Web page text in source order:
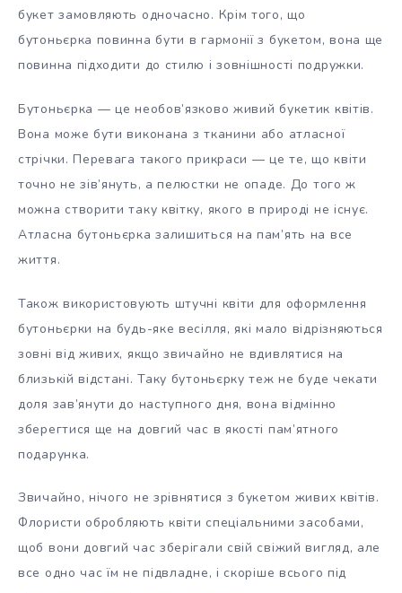
букет замовляють одночасно. Крім того, що
бутоньєрка повинна бути в гармонії з букетом, вона ще
повинна підходити до стилю і зовнішності подружки.
Бутоньєрка — це необов’язково живий букетик квітів.
Вона може бути виконана з тканини або атласної
стрічки. Перевага такого прикраси — це те, що квіти
точно не зів’януть, а пелюстки не опаде. До того ж
можна створити таку квітку, якого в природі не існує.
Атласна бутоньєрка залишиться на пам’ять на все
життя.
Також використовують штучні квіти для оформлення
бутоньєрки на будь-яке весілля, які мало відрізняються
зовні від живих, якщо звичайно не вдивлятися на
близькій відстані. Таку бутоньєрку теж не буде чекати
доля зав’янути до наступного дня, вона відмінно
зберегтися ще на довгий час в якості пам’ятного
подарунка.
Звичайно, нічого не зрівнятися з букетом живих квітів.
Флористи обробляють квіти спеціальними засобами,
щоб вони довгий час зберігали свій свіжий вигляд, але
все одно час їм не підвладне, і скоріше всього під